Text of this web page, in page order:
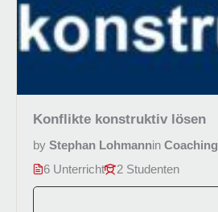
Konflikte konstruktiv lösen
by Stephan Lohmannin Coaching
6 Unterricht
2 Studenten